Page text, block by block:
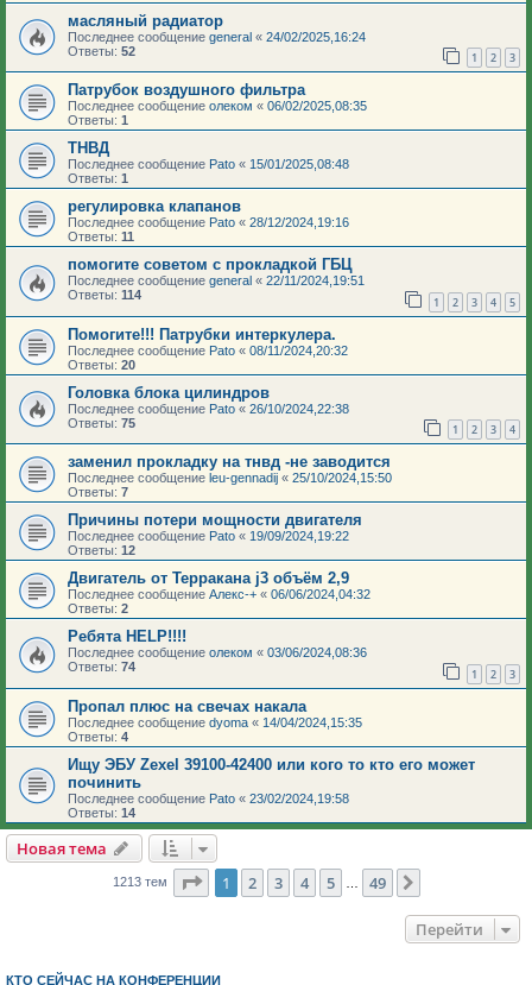
масляный радиатор
Последнее сообщение general « 24/02/2025,16:24
Ответы: 52 1 2 3
Патрубок воздушного фильтра
Последнее сообщение олеком « 06/02/2025,08:35
Ответы: 1
ТНВД
Последнее сообщение Pato « 15/01/2025,08:48
Ответы: 1
регулировка клапанов
Последнее сообщение Pato « 28/12/2024,19:16
Ответы: 11
помогите советом с прокладкой ГБЦ
Последнее сообщение general « 22/11/2024,19:51
Ответы: 114 1 2 3 4 5
Помогите!!! Патрубки интеркулера.
Последнее сообщение Pato « 08/11/2024,20:32
Ответы: 20
Головка блока цилиндров
Последнее сообщение Pato « 26/10/2024,22:38
Ответы: 75 1 2 3 4
заменил прокладку на тнвд -не заводится
Последнее сообщение leu-gennadij « 25/10/2024,15:50
Ответы: 7
Причины потери мощности двигателя
Последнее сообщение Pato « 19/09/2024,19:22
Ответы: 12
Двигатель от Терракана j3 объём 2,9
Последнее сообщение Алекс-+ « 06/06/2024,04:32
Ответы: 2
Ребята HELP!!!!
Последнее сообщение олеком « 03/06/2024,08:36
Ответы: 74 1 2 3
Пропал плюс на свечах накала
Последнее сообщение dyoma « 14/04/2024,15:35
Ответы: 4
Ищу ЭБУ Zexel 39100-42400 или кого то кто его может
починить
Последнее сообщение Pato « 23/02/2024,19:58
Ответы: 14
Новая тема
1213 тем Страница из 49
1 2 3 4 5 49
Перейти
КТО СЕЙЧАС НА КОНФЕРЕНЦИИ